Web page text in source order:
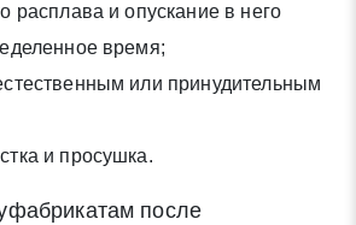
расплава и опускание в него
время;
или принудительным
и просушка.
после